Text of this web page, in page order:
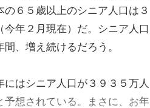
の６５歳以上のシニア人口は３
今年２月現在）だ。シニア人口
間、増え続けるだろう。
はシニア人口が３９３５万人
予想されている。まさに、お年